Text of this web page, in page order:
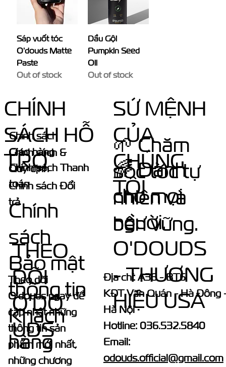
Sáp vuốt tóc
O'douds Matte
Paste
Out of stock
Dầu Gội
Pumpkin Seed
Oil
Out of stock
CHÍNH
SÁCH HỖ
TRỢ
THEO
DÕI
O'DO
UDS
SỨ MỆNH
CỦA
CHÚNG
TÔI
O'DOUDS
- THƯƠNG
HIỆU USA
Chính sách &
Quy định
Chính sách
Giao hàng
🌱 Chăm
sóc tóc tự
nhiên và
bền vững.
Chính sách Thanh
toán
🌈 Dành
cho mọi
người.
Địa chỉ: A36 - BT6
KĐT Văn Quán - Hà Đông
Hà Nội
Hotline: 036.532.5840
Email:
odouds.official@gmail.com
Chính sách Đổi
trả
Chính
sách
Bảo mật
thông tin
Khách
hàng
Theo dõi
O'douds ngay để
cập nhật những
thông tin sản
phẩm mới nhất,
những chương